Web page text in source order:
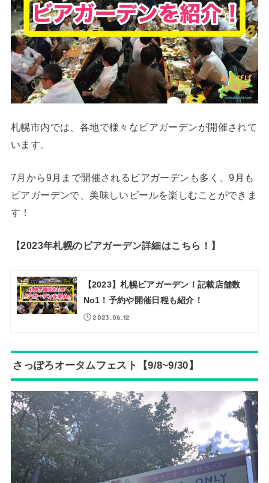
札幌市内では、各地で様々なビアガーデンが開催されて
います。
7月から9月まで開催されるビアガーデンも多く、9月も
ビアガーデンで、美味しいビールを楽しむことができま
す！
【2023年札幌のビアガーデン詳細はこちら！】
【2023】札幌ビアガーデン！記載店舗数
No1！予約や開催日程も紹介！
2023.06.12
さっぽろオータムフェスト【9/8~9/30】